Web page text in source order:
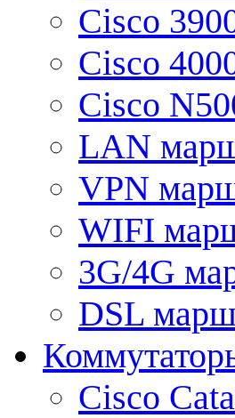
Cisco
Cisco
Cisco
LAN
VPN
WIFI
3G/4G
DSL
Cisco